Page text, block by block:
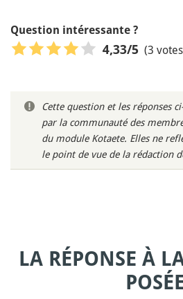
Question intéressante ?
4,33/5 (3
Cette question et les réponses
par la communauté des
du module Kotaete. Elles ne
le point de vue de la rédaction
LA RÉPONSE À